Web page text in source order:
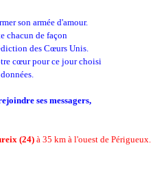
son armée d'amour.
chacun de façon
des Cœurs Unis.
cœur pour ce jour choisi
ses messagers,
(24) à 35 km à l'ouest de Périgueux.